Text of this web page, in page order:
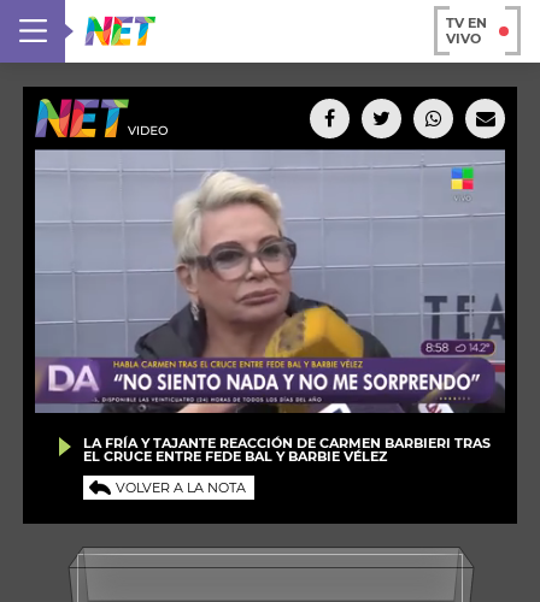
TV EN
VIVO
LA FRÍA Y TAJANTE REACCIÓN DE CARMEN BARBIERI TRAS
EL CRUCE ENTRE FEDE BAL Y BARBIE VÉLEZ
VOLVER A LA NOTA